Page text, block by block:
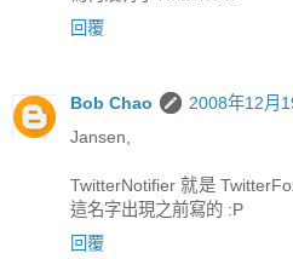
回覆
Bob Chao
2008年12月
Jansen,
TwitterNotifier 就是
這名字出現之前寫的 :P
回覆